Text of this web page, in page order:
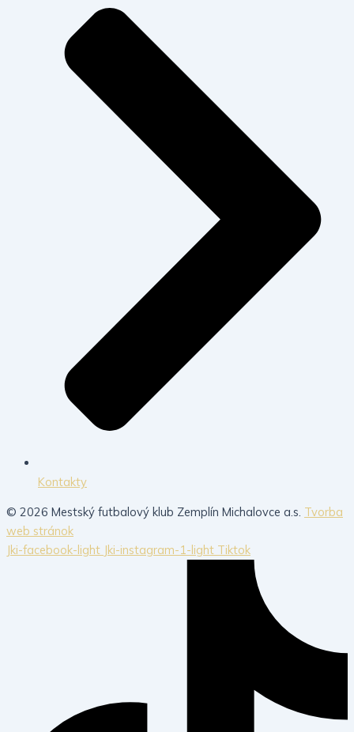
Kontakty
© 2026 Mestský futbalový klub Zemplín Michalovce a.s. Tvorba
web stránok
Jki-facebook-light Jki-instagram-1-light Tiktok